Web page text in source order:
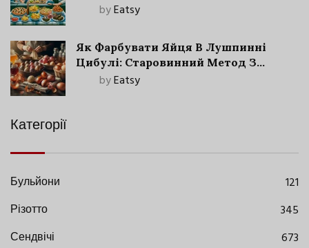
byEatsy
Як Фарбувати Яйця В Лушпинні
Цибулі: Старовинний Метод З
Сучасними Нюансами
byEatsy
Категорії
Бульйони
121
Різотто
345
Сендвічі
673